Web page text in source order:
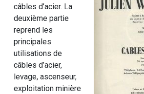
câbles d’acier. La
deuxième partie
reprend les
principales
utilisations de
câbles d’acier,
levage, ascenseur,
exploitation minière